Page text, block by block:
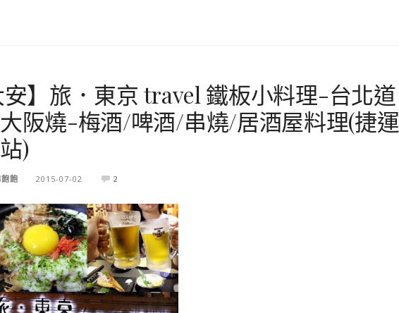
安】旅．東京 travel 鐵板小料理-台北道
阪燒-梅酒/啤酒/串燒/居酒屋料理(捷運
)
飽 2015-07-02 2